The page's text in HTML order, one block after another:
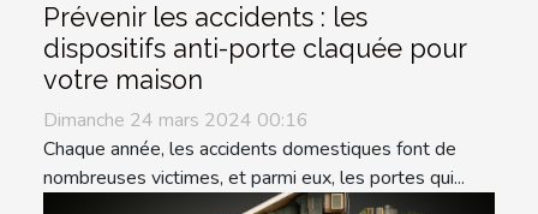
Prévenir les accidents : les
dispositifs anti-porte claquée pour
votre maison
Dimanche 24 mars 2024 00:16
Chaque année, les accidents domestiques font de
nombreuses victimes, et parmi eux, les portes qui...